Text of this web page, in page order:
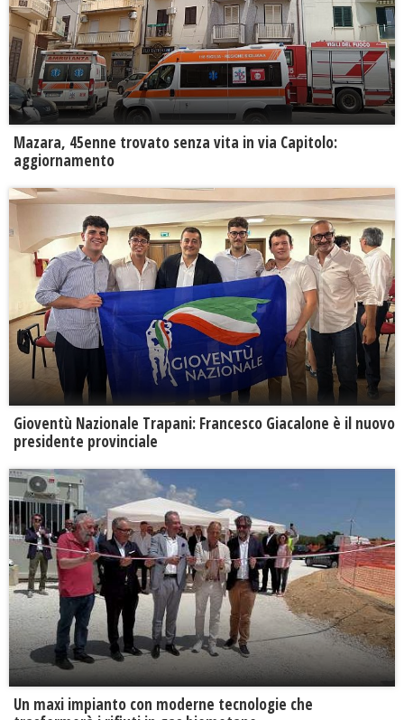
Mazara, 45enne trovato senza vita in via Capitolo:
aggiornamento
Gioventù Nazionale Trapani: Francesco Giacalone è il nuovo
presidente provinciale
Un maxi impianto con moderne tecnologie che